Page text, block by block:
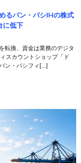
るパン・パシIHの株式
に低下
転換、資金は業務のデジタ
スカウントショップ「ド
ン・パシフィ[…]